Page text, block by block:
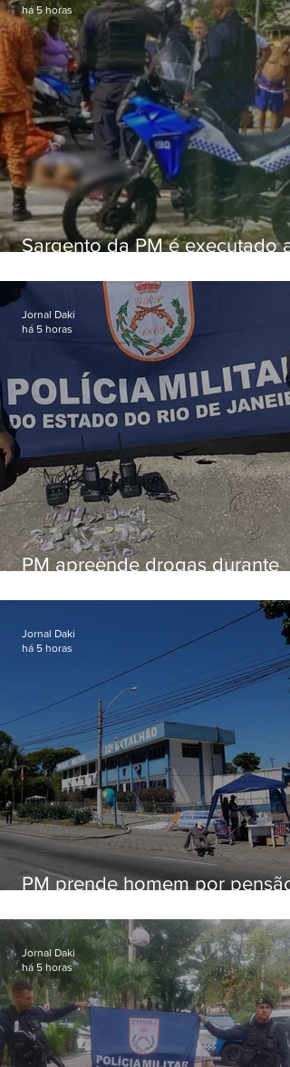
Sargento da PM é executado a
em Vaz Lobo
há 5 horas
PM apreende drogas durante
Jornal Daki
há 5 horas
PM prende homem por pensão
Jornal Daki
há 5 horas
Jornal Daki
há 5 horas